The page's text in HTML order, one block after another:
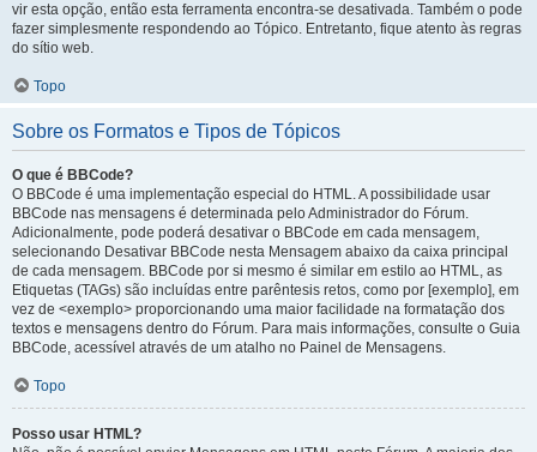
vir esta opção, então esta ferramenta encontra-se desativada. Também o pode
fazer simplesmente respondendo ao Tópico. Entretanto, fique atento às regras
do sítio web.
Topo
Sobre os Formatos e Tipos de Tópicos
O que é BBCode?
O BBCode é uma implementação especial do HTML. A possibilidade usar
BBCode nas mensagens é determinada pelo Administrador do Fórum.
Adicionalmente, pode poderá desativar o BBCode em cada mensagem,
selecionando Desativar BBCode nesta Mensagem abaixo da caixa principal
de cada mensagem. BBCode por si mesmo é similar em estilo ao HTML, as
Etiquetas (TAGs) são incluídas entre parêntesis retos, como por [exemplo], em
vez de <exemplo> proporcionando uma maior facilidade na formatação dos
textos e mensagens dentro do Fórum. Para mais informações, consulte o Guia
BBCode, acessível através de um atalho no Painel de Mensagens.
Topo
Posso usar HTML?